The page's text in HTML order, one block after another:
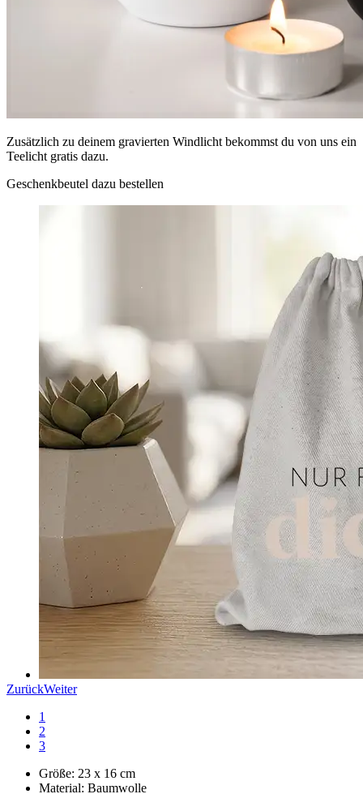
Zusätzlich zu deinem gravierten Windlicht bekommst du von uns ein
Teelicht gratis dazu.
Geschenkbeutel dazu bestellen
ZurückWeiter
1
2
3
Größe: 23 x 16 cm
Material: Baumwolle